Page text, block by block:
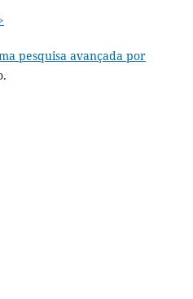
pesquisa avançada por